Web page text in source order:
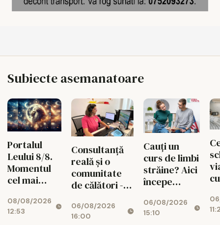
Subiecte asemanatoare
Portalul
Leului 8/8.
Momentul
cel mai
verii
08/08/2026
12:53
Consultanță
reală și o
comunitate
de călători -
spatele
fiecărui
06/08/2026
16:00
Cauți un
curs de limbi
străine? Aici
începe
ta cu Lingua
Transcript
06/08/2026
15:10